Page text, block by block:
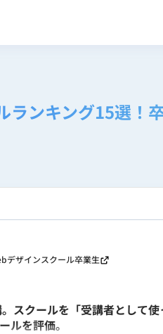
ンキング15選！
デザインスクール卒業生
スクールを「受講者として
ルを評価。